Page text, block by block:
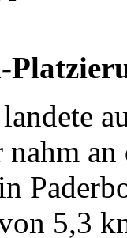
5,3